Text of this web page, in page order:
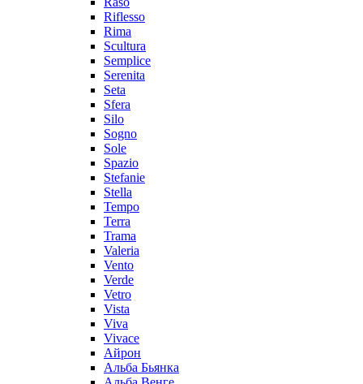
Riflesso
Rima
Scultura
Semplice
Serenita
Seta
Sfera
Silo
Sogno
Sole
Spazio
Stefanie
Stella
Tempo
Terra
Trama
Valeria
Vento
Verde
Vetro
Vista
Viva
Vivace
Айрон
Альба Бьянка